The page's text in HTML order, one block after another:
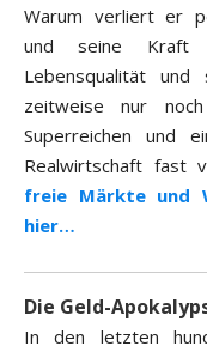
Warum verliert er
und seine Kraft
Lebensqualität und
zeitweise nur
Superreichen und
Realwirtschaft fast
freie Märkte und
hier…
Die Geld-
In den letzten